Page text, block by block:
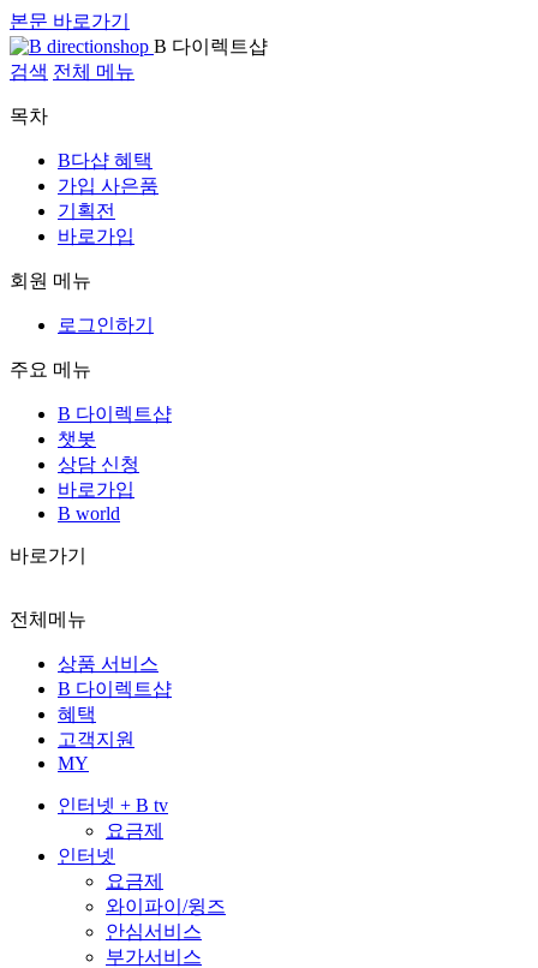
본문 바로가기
B 다이렉트샵
검색 전체 메뉴
목차
B다샵 혜택
가입 사은품
기획전
바로가입
회원 메뉴
로그인하기
주요 메뉴
B 다이렉트샵
챗봇
상담 신청
바로가입
B world
바로가기
전체메뉴
상품 서비스
B 다이렉트샵
혜택
고객지원
MY
인터넷 + B tv
요금제
인터넷
요금제
와이파이/윙즈
안심서비스
부가서비스